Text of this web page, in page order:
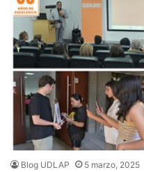
Blog UDLAP 5 marzo, 2025